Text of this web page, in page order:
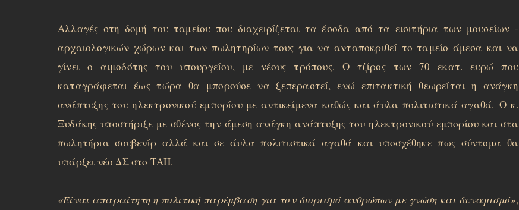
Αλλαγές στη δομή του ταμείου που διαχειρίζεται τα έσοδα από τα εισιτήρια των μουσείων -
αρχαιολογικών χώρων και των πωλητηρίων τους για να ανταποκριθεί το ταμείο άμεσα και να
γίνει ο αιμοδότης του υπουργείου, με νέους τρόπους. Ο τζίρος των 70 εκατ. ευρώ που
καταγράφεται έως τώρα θα μπορούσε να ξεπεραστεί, ενώ επιτακτική θεωρείται η ανάγκη
ανάπτυξης του ηλεκτρονικού εμπορίου με αντικείμενα καθώς και άυλα πολιτιστικά αγαθά. Ο κ.
Ξυδάκης υποστήριξε με σθένος την άμεση ανάγκη ανάπτυξης του ηλεκτρονικού εμπορίου και στα
πωλητήρια σουβενίρ αλλά και σε άυλα πολιτιστικά αγαθά και υποσχέθηκε πως σύντομα θα
υπάρξει νέο ΔΣ στο ΤΑΠ.
«Είναι απαραίτητη η πολιτική παρέμβαση για τον διορισμό ανθρώπων με γνώση και δυναμισμό»,